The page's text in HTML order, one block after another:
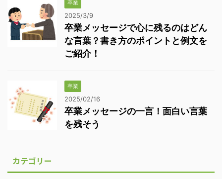
卒業
2025/3/9
卒業メッセージで心に残るのはどん
な言葉？書き方のポイントと例文を
ご紹介！
卒業
2025/02/16
卒業メッセージの一言！面白い言葉
を残そう
カテゴリー